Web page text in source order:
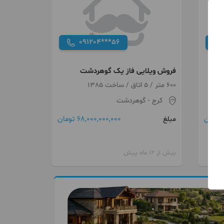
091204***56
فروش ویلایی فاز یک گوهردشت
600 متر / 5 اتاق / ساخت 1385
کرج - گوهردشت
مبلغ
68,000,000,000 تومان
بیش از 12 ماه پیش